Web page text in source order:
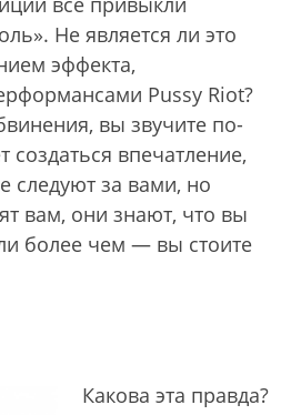
Не является ли это
эффекта,
Pussy Riot?
вы звучите по-
впечатление,
следуют за вами, но
вам, они знают, что вы
более чем — вы стоите
Какова эта правда?